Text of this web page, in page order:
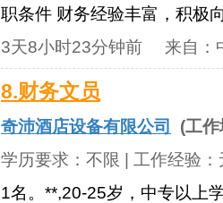
职条件 财务经验丰富，积极
3天8小时23分钟前 来自：
8.财务文员
奇沛酒店设备有限公司
(工
学历要求： 不限 | 工作经验：
1名。**,20-25岁，中专以上